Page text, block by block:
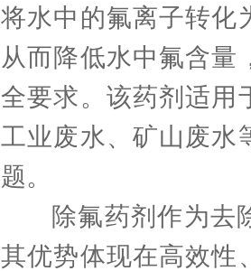
将水中的氟离子转化
从而降低水中氟含量
全要求。该药剂适用
工业废水、矿山废水
题。
除氟药剂作为去
其优势体现在高效性